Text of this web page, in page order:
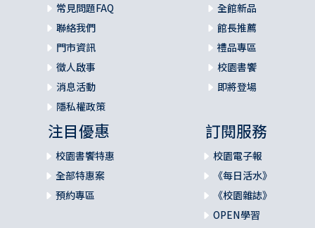
常見問題FAQ
聯絡我們
門市資訊
徵人啟事
消息活動
隱私權政策
全館新品
館長推薦
禮品專區
校園書饗
即將登場
注目優惠
校園書饗特惠
全部特惠案
預約專區
訂閱服務
校園電子報
《每日活水》
《校園雜誌》
OPEN學習